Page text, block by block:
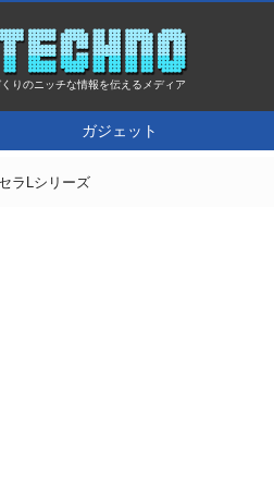
りのニッチな情報を伝えるメディア
ガジェット
ラLシリーズ